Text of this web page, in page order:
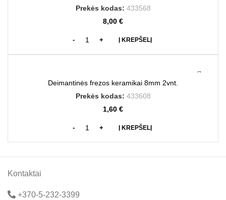
Prekės kodas: 433568
8,00 €
Į KREPŠELĮ
Deimantinės frezos keramikai 8mm 2vnt.
Prekės kodas: 433608
1,60 €
Į KREPŠELĮ
Kontaktai
+370-5-232-3399